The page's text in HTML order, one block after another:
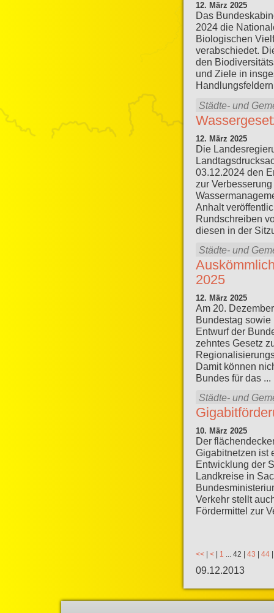
12. März 2025
Das
2024 die
Biologischen
verabschiedet.
den
und Ziele in
Städte- und
12. März 2025
Die
03.12.2024 den
zur
Anhalt
Rundschreiben
diesen in der
Städte- und
2025
12. März 2025
Am 20.
Bundestag sowie
Entwurf der
zehntes Gesetz
Damit können
Bundes für das ...
Städte- und
10. März 2025
Der
Gigabitnetzen ist
Entwicklung der
Landkreise in
Verkehr stellt
Fördermittel zur
<< < 1 ... 42 43 44
09.12.2013